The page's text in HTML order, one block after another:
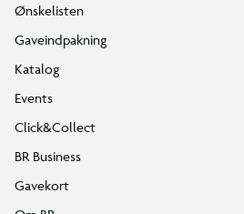
Ønskelisten
Gaveindpakning
Katalog
Events
Click&Collect
BR Business
Gavekort